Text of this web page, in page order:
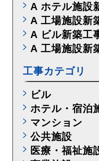
A ホテル施設
A 工場施設新
A ビル新築工
A 工場施設新
工事カテゴリ
ビル
ホテル・宿泊
マンション
公共施設
医療・福祉施